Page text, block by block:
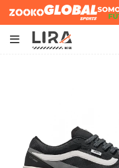
Zooko Global Sports
Futbol
